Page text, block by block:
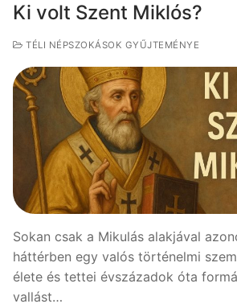
Ki volt Szent Miklós?
TÉLI NÉPSZOKÁSOK GYŰJTEMÉNYE
Sokan csak a Mikulás alakjával
háttérben egy valós történelmi
élete és tettei évszázadok óta
vallást…